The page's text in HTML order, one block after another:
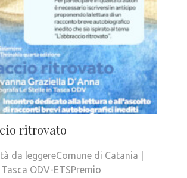
ritrovato
da leggereComune di Catania |
ODV-ETSPremio